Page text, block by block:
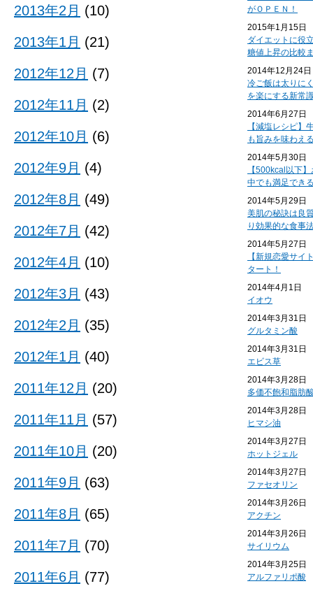
がＯＰＥＮ！
2015年1月15日
ダイエットに役
糖値上昇の比較
2014年12月24日
冷ご飯は太りに
を楽にする新常
2014年6月27日
【減塩レシピ】
も旨みを味わえ
2014年5月30日
【500kcal以下
中でも満足でき
2014年5月29日
美肌の秘訣は良
り効果的な食事
2014年5月27日
【新規恋愛サイ
タート！
2014年4月1日
イオウ
2014年3月31日
グルタミン酸
2014年3月31日
エビス草
2014年3月28日
多価不飽和脂肪
2014年3月28日
ヒマシ油
2014年3月27日
ホットジェル
2014年3月27日
ファセオリン
2014年3月26日
アクチン
2014年3月26日
サイリウム
2014年3月25日
アルファリポ酸
2013年2月 (10)
2013年1月 (21)
2012年12月 (7)
2012年11月 (2)
2012年10月 (6)
2012年9月 (4)
2012年8月 (49)
2012年7月 (42)
2012年4月 (10)
2012年3月 (43)
2012年2月 (35)
2012年1月 (40)
2011年12月 (20)
2011年11月 (57)
2011年10月 (20)
2011年9月 (63)
2011年8月 (65)
2011年7月 (70)
2011年6月 (77)